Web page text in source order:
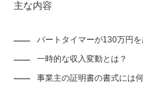
主な内容
パートタイマーが130万円
一時的な収入変動とは？
事業主の証明書の書式には